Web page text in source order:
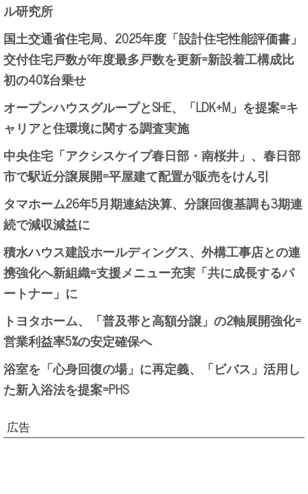
ル研究所
国土交通省住宅局、2025年度「設計住宅性能評価書」
交付住宅戸数が年度最多戸数を更新=新設着工構成比
初の40%台乗せ
オープンハウスグループとSHE、「LDK+M」を提案=キ
ャリアと住環境に関する調査実施
中央住宅「アクシスケイプ春日部・南桜井」、春日部
市で駅近分譲展開=平屋建て配置が販売をけん引
タマホーム26年5月期連結決算、分譲回復基調も3期連
続で減収減益に
積水ハウス建設ホールディングス、外構工事店との連
携強化へ新組織=支援メニュー充実「共に成長するパ
ートナー」に
トヨタホーム、「普及帯と高額分譲」の2軸展開強化=
営業利益率5%の安定確保へ
浴室を「心身回復の場」に再定義、「ビバス」活用し
た新入浴法を提案=PHS
広告